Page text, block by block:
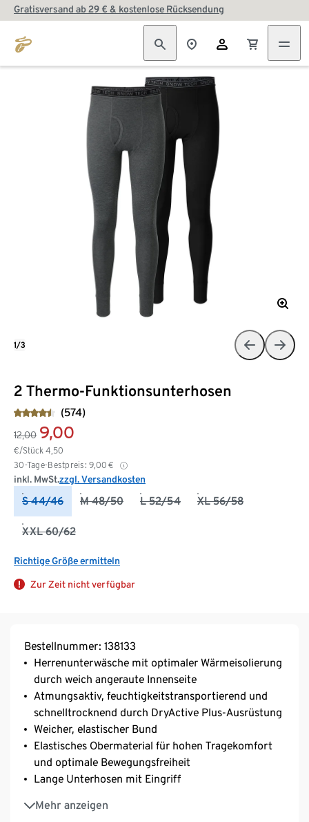
Gratisversand ab 29 € & kostenlose Rücksendung
2 Thermo-Funktionsunterhosen
(574)
12,00 9,00
€/Stück 4,50
30-Tage-Bestpreis: 9,00 €
inkl. MwSt.zzgl. Versandkosten
S 44/46 M 48/50 L 52/54 XL 56/58
XXL 60/62
Richtige Größe ermitteln
Zur Zeit nicht verfügbar
1/3
Bestellnummer: 138133
Herrenunterwäsche mit optimaler Wärmeisolierung
durch weich angeraute Innenseite
Atmungsaktiv, feuchtigkeitstransportierend und
schnelltrocknend durch DryActive Plus-Ausrüstung
Weicher, elastischer Bund
Elastisches Obermaterial für hohen Tragekomfort
und optimale Bewegungsfreiheit
Lange Unterhosen mit Eingriff
Mehr anzeigen
Extraflache Nähte
Ideal beim Ski- und Wintersport oder auch beim